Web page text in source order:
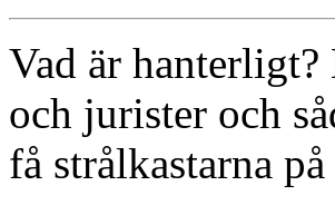
Vad är
och jurister och
få strålkastarna